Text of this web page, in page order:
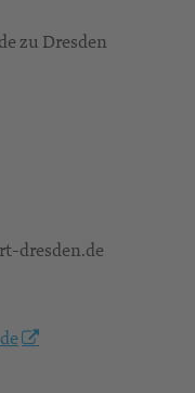
zu Dresden
dresden.de